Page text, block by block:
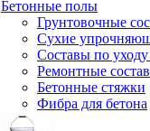
Бетонные полы
Грунтовочные
Сухие
Составы по
Ремонтные
Бетонные стяжки
Фибра для бетона